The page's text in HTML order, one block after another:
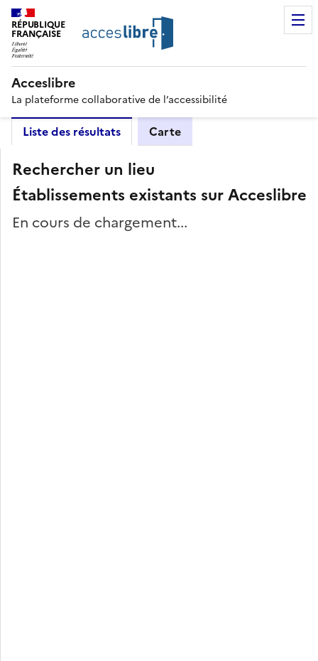
RÉPUBLIQUE
FRANÇAISE
Acceslibre
La plateforme collaborative de l’accessibilité
Liste des résultats Carte
Rechercher un lieu
Établissements existants sur Acceslibre
En cours de chargement...